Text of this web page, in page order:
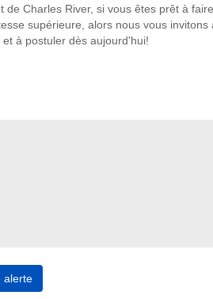
de Charles River, si vous êtes prêt à
supérieure, alors nous vous invitons
à postuler dès aujourd'hui!
alerte